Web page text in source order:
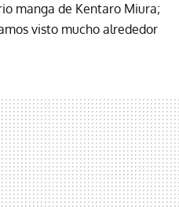
manga de Kentaro Miura;
visto mucho alrededor